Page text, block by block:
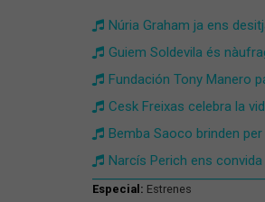
Núria Graham ja ens
Guiem Soldevila és
Fundación Tony Manero
Cesk Freixas celebra la
Bemba Saoco brinden
Narcís Perich ens
Especial: Estrenes